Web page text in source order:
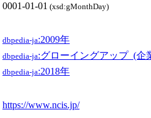
0001-01-01 (xsd:gMonthDay)
dbpedia-ja:2009年
dbpedia-ja:グローイングアップ_(企
dbpedia-ja:2018年
https://www.ncis.jp/